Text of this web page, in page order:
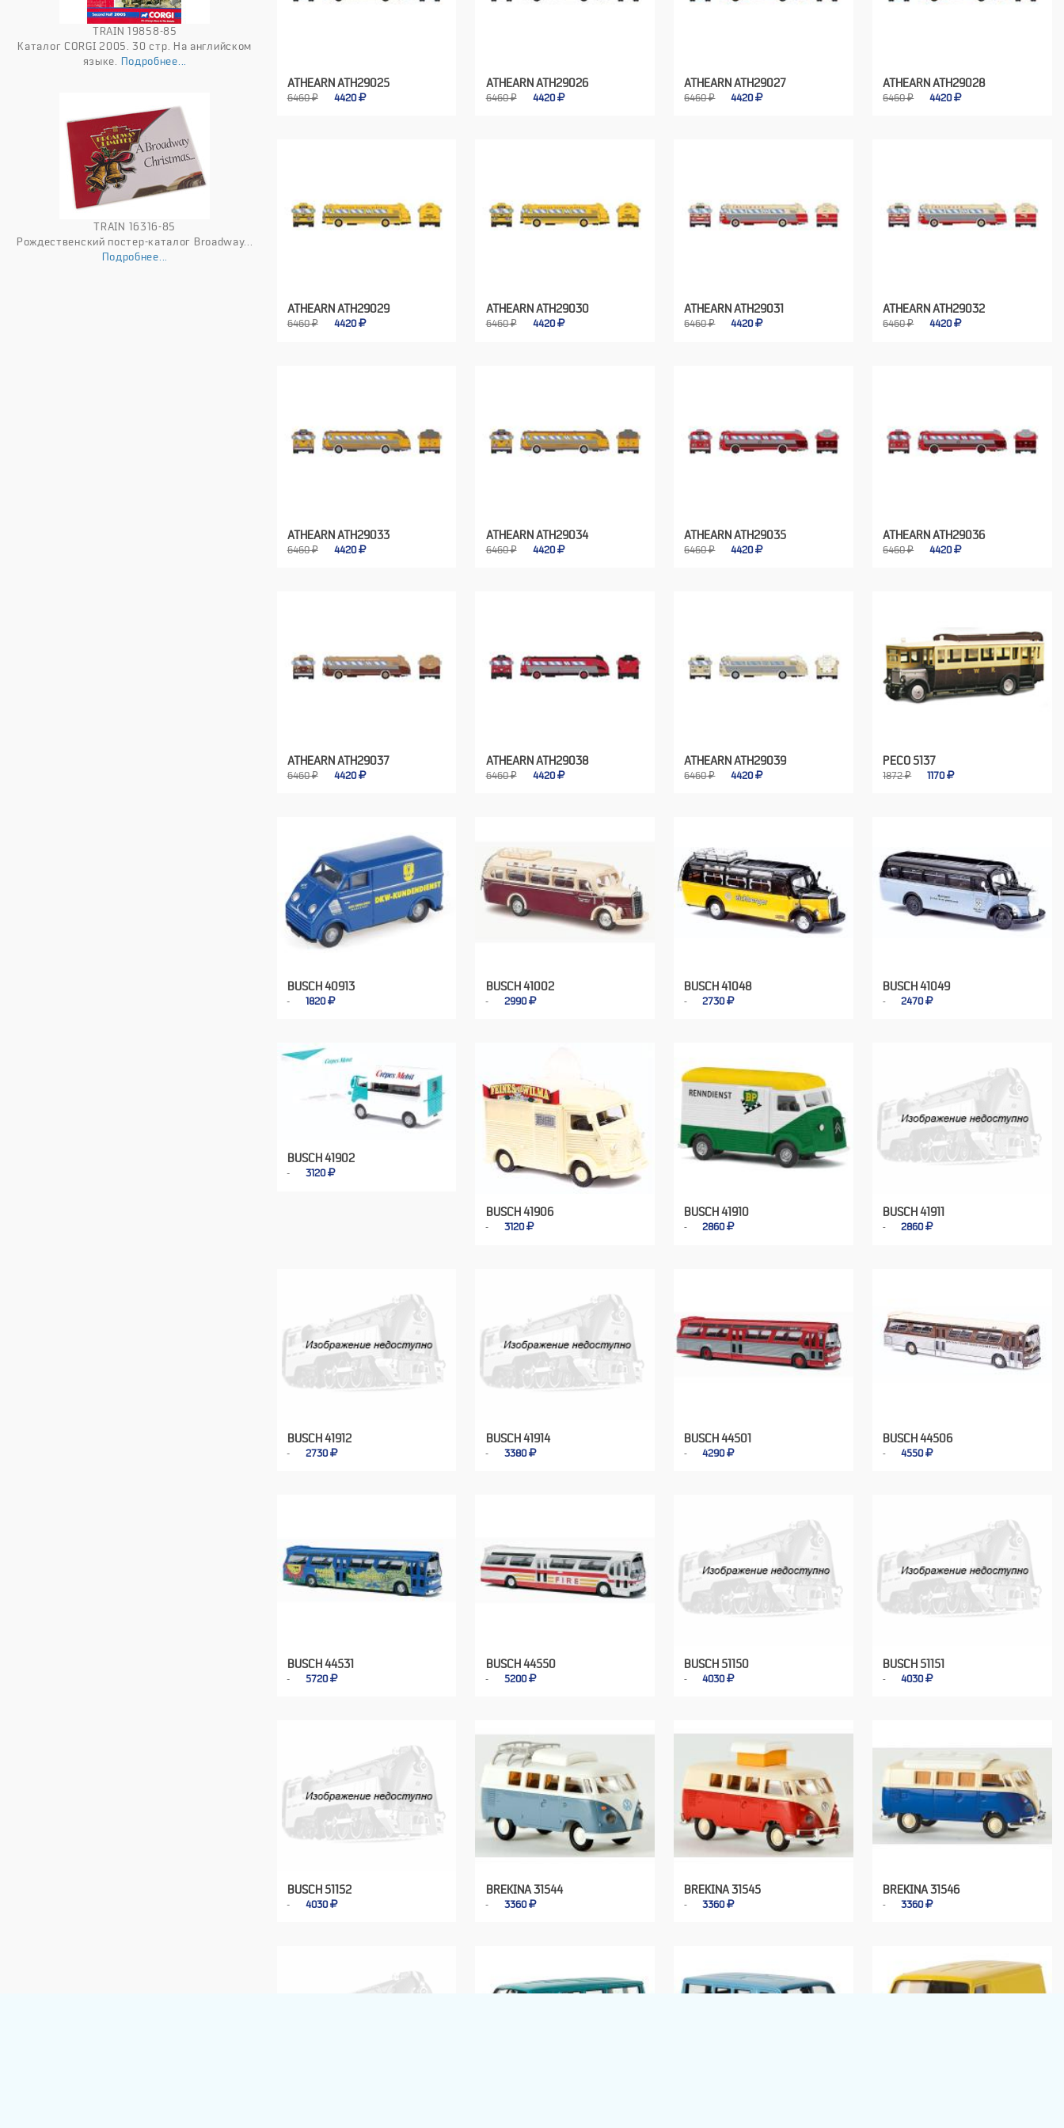
TRAIN 19858-85
Каталог CORGI 2005. 30 стр. На английском
языке. Подробнее...
TRAIN 16316-85
Рождественский постер-каталог Broadway...
Подробнее...
ATHEARN ATH29025
6460 ₽ 4420
ATHEARN ATH29026
6460 ₽ 4420
ATHEARN ATH29027
6460 ₽ 4420
ATHEARN ATH29028
6460 ₽ 4420
ATHEARN ATH29029
6460 ₽ 4420
ATHEARN ATH29030
6460 ₽ 4420
ATHEARN ATH29031
6460 ₽ 4420
ATHEARN ATH29032
6460 ₽ 4420
ATHEARN ATH29033
6460 ₽ 4420
ATHEARN ATH29034
6460 ₽ 4420
ATHEARN ATH29035
6460 ₽ 4420
ATHEARN ATH29036
6460 ₽ 4420
ATHEARN ATH29037
6460 ₽ 4420
ATHEARN ATH29038
6460 ₽ 4420
ATHEARN ATH29039
6460 ₽ 4420
PECO 5137
1872 ₽ 1170
BUSCH 40913
1820
BUSCH 41002
2990
BUSCH 41048
2730
BUSCH 41049
2470
BUSCH 41902
3120
BUSCH 41906
3120
BUSCH 41910
2860
BUSCH 41911
2860
BUSCH 41912
2730
BUSCH 41914
3380
BUSCH 44501
4290
BUSCH 44506
4550
BUSCH 44531
5720
BUSCH 44550
5200
BUSCH 51150
4030
BUSCH 51151
4030
BUSCH 51152
4030
BREKINA 31544
3360
BREKINA 31545
3360
BREKINA 31546
3360